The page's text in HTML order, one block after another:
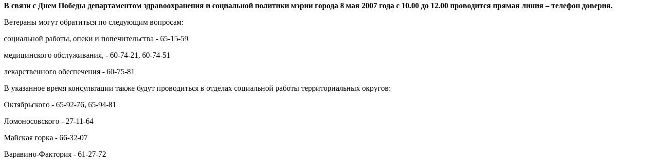
В связи с Днем Победы департаментом здравоохранения и социальной политики мэрии города 8 мая 2007 года с 10.00 до 12.00 проводится прямая линия – телефон доверия.
Ветераны могут обратиться по следующим вопросам:
социальной работы, опеки и попечительства - 65-15-59
медицинского обслуживания, - 60-74-21, 60-74-51
лекарственного обеспечения - 60-75-81
В указанное время консультации также будут проводиться в отделах социальной работы территориальных округов:
Октябрьского - 65-92-76, 65-94-81
Ломоносовского - 27-11-64
Майская горка - 66-32-07
Варавино-Фактория - 61-27-72